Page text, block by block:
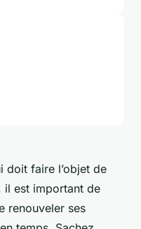
doit faire l’objet de
il est important de
renouveler ses